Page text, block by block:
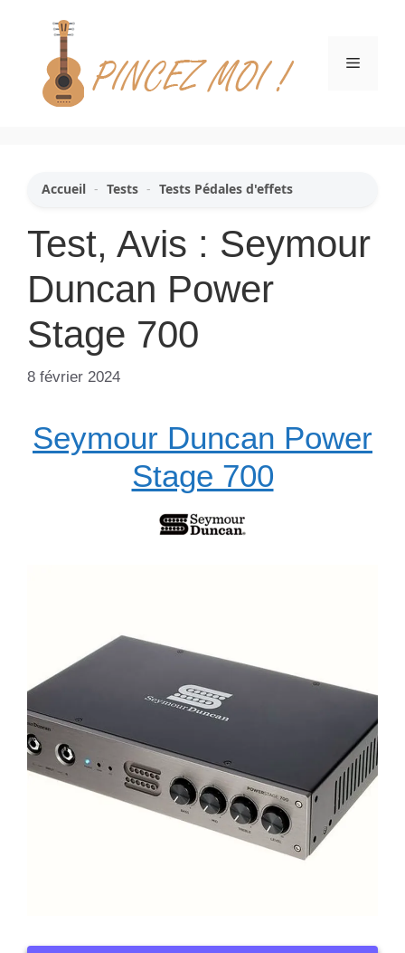
contenu
Menu
Accueil - Tests - Tests Pédales d'effets
Test, Avis : Seymour
Duncan Power
Stage 700
8 février 2024
Seymour Duncan Power
Stage 700